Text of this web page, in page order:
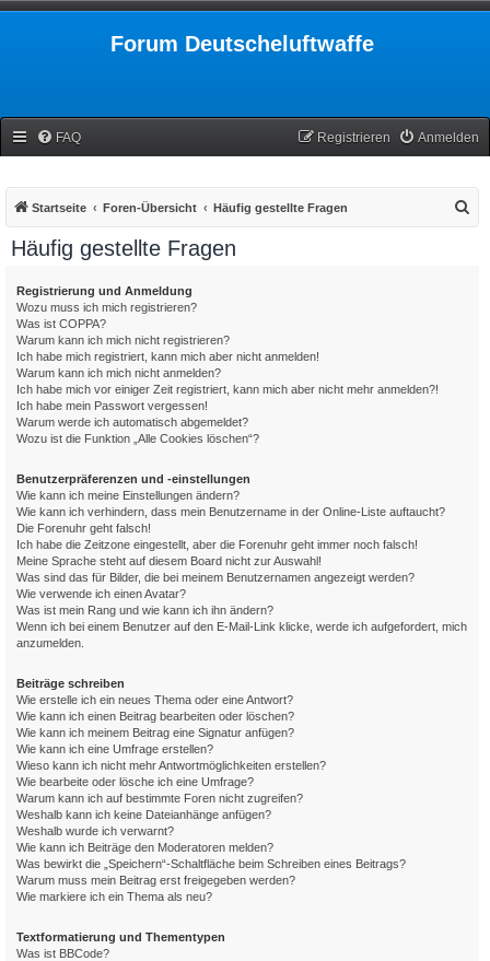
Forum Deutscheluftwaffe
FAQ Anmelden
Registrieren
Startseite Foren-Übersicht Häufig gestellte Fragen
Häufig gestellte Fragen
Registrierung und Anmeldung
Wozu muss ich mich registrieren?
Was ist COPPA?
Warum kann ich mich nicht registrieren?
Ich habe mich registriert, kann mich aber nicht anmelden!
Warum kann ich mich nicht anmelden?
Ich habe mich vor einiger Zeit registriert, kann mich aber nicht mehr anmelden?!
Ich habe mein Passwort vergessen!
Warum werde ich automatisch abgemeldet?
Wozu ist die Funktion „Alle Cookies löschen“?
Benutzerpräferenzen und -einstellungen
Wie kann ich meine Einstellungen ändern?
Wie kann ich verhindern, dass mein Benutzername in der Online-Liste auftaucht?
Die Forenuhr geht falsch!
Ich habe die Zeitzone eingestellt, aber die Forenuhr geht immer noch falsch!
Meine Sprache steht auf diesem Board nicht zur Auswahl!
Was sind das für Bilder, die bei meinem Benutzernamen angezeigt werden?
Wie verwende ich einen Avatar?
Was ist mein Rang und wie kann ich ihn ändern?
Wenn ich bei einem Benutzer auf den E-Mail-Link klicke, werde ich aufgefordert, mich
anzumelden.
Beiträge schreiben
Wie erstelle ich ein neues Thema oder eine Antwort?
Wie kann ich einen Beitrag bearbeiten oder löschen?
Wie kann ich meinem Beitrag eine Signatur anfügen?
Wie kann ich eine Umfrage erstellen?
Wieso kann ich nicht mehr Antwortmöglichkeiten erstellen?
Wie bearbeite oder lösche ich eine Umfrage?
Warum kann ich auf bestimmte Foren nicht zugreifen?
Weshalb kann ich keine Dateianhänge anfügen?
Weshalb wurde ich verwarnt?
Wie kann ich Beiträge den Moderatoren melden?
Was bewirkt die „Speichern“-Schaltfläche beim Schreiben eines Beitrags?
Warum muss mein Beitrag erst freigegeben werden?
Wie markiere ich ein Thema als neu?
Textformatierung und Thementypen
Was ist BBCode?